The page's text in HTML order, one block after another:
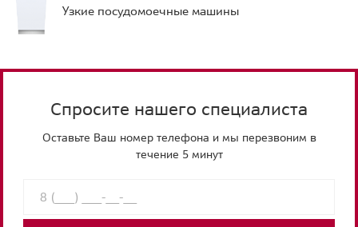
Узкие посудомоечные машины
Спросите нашего специалиста
Оставьте Ваш номер телефона и мы перезвоним в
течение 5 минут